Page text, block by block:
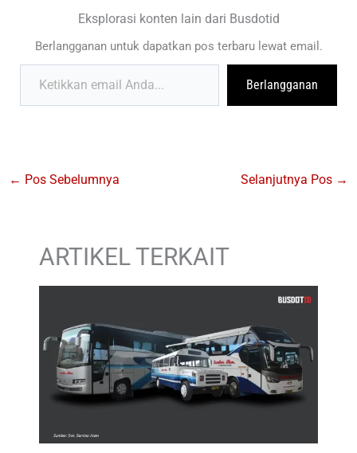
Eksplorasi konten lain dari Busdotid
Berlangganan untuk dapatkan pos terbaru lewat email.
Ketikkan email Anda...
Berlangganan
← Pos Sebelumnya Selanjutnya Pos →
ARTIKEL TERKAIT